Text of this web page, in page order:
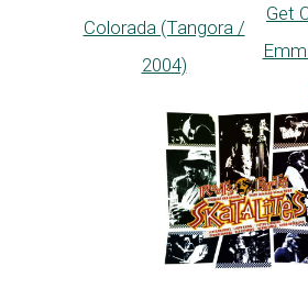
Colorada (Tangora /
2004)
Get